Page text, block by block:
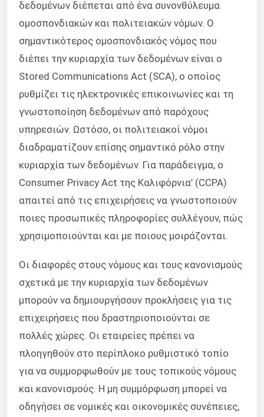
δεδομένων διέπεται από ένα συνονθύλευμα
ομοσπονδιακών και πολιτειακών νόμων. Ο
σημαντικότερος ομοσπονδιακός νόμος που
διέπει την κυριαρχία των δεδομένων είναι ο
Stored Communications Act (SCA), ο οποίος
ρυθμίζει τις ηλεκτρονικές επικοινωνίες και τη
γνωστοποίηση δεδομένων από παρόχους
υπηρεσιών. Ωστόσο, οι πολιτειακοί νόμοι
διαδραματίζουν επίσης σημαντικό ρόλο στην
κυριαρχία των δεδομένων. Για παράδειγμα, ο
Consumer Privacy Act της Καλιφόρνια’ (CCPA)
απαιτεί από τις επιχειρήσεις να γνωστοποιούν
ποιες προσωπικές πληροφορίες συλλέγουν, πώς
χρησιμοποιούνται και με ποιους μοιράζονται.
Οι διαφορές στους νόμους και τους κανονισμούς
σχετικά με την κυριαρχία των δεδομένων
μπορούν να δημιουργήσουν προκλήσεις για τις
επιχειρήσεις που δραστηριοποιούνται σε
πολλές χώρες. Οι εταιρείες πρέπει να
πλοηγηθούν στο περίπλοκο ρυθμιστικό τοπίο
για να συμμορφωθούν με τους τοπικούς νόμους
και κανονισμούς. Η μη συμμόρφωση μπορεί να
οδηγήσει σε νομικές και οικονομικές συνέπειες,